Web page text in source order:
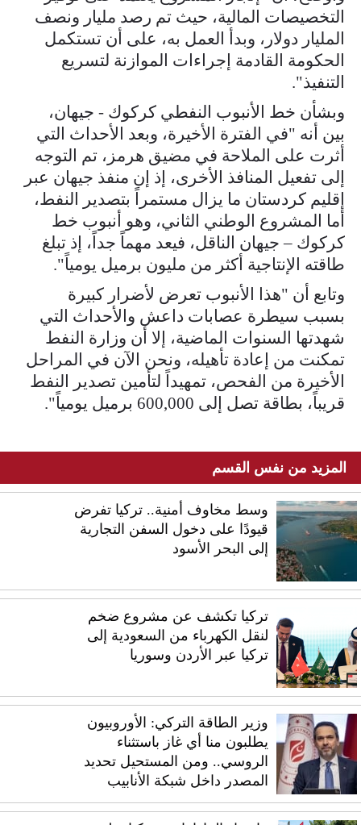
التخصيصات المالية، حيث تم رصد مليار ونصف
المليار دولار، وبدأ العمل به، على أن تستكمل
الحكومة القادمة إجراءات الموازنة لتسريع
التنفيذ".
وبشأن خط الأنبوب النفطي كركوك - جيهان،
بين أنه "في الفترة الأخيرة، وبعد الأحداث التي
أثرت على الملاحة في مضيق هرمز، تم التوجه
إلى تفعيل المنافذ الأخرى، إذ إن منفذ جيهان عبر
إقليم كردستان ما يزال مستمراً بتصدير النفط،
أما المشروع الوطني الثاني، وهو أنبوب خط
كركوك – جيهان الناقل، فيعد مهماً جداً، إذ تبلغ
طاقته الإنتاجية أكثر من مليون برميل يومياً".
وتابع أن "هذا الأنبوب تعرض لأضرار كبيرة
بسبب سيطرة عصابات داعش والأحداث التي
شهدتها السنوات الماضية، إلا أن وزارة النفط
تمكنت من إعادة تأهيله، ونحن الآن في المراحل
الأخيرة من الفحص، تمهيداً لتأمين تصدير النفط
قريباً، بطاقة تصل إلى 600,000 برميل يومياً".
المزيد من نفس القسم
وسط مخاوف أمنية.. تركيا تفرض
قيودًا على دخول السفن التجارية
إلى البحر الأسود
تركيا تكشف عن مشروع ضخم
لنقل الكهرباء من السعودية إلى
تركيا عبر الأردن وسوريا
وزير الطاقة التركي: الأوروبيون
يطلبون منا أي غاز باستثناء
الروسي.. ومن المستحيل تحديد
المصدر داخل شبكة الأنابيب